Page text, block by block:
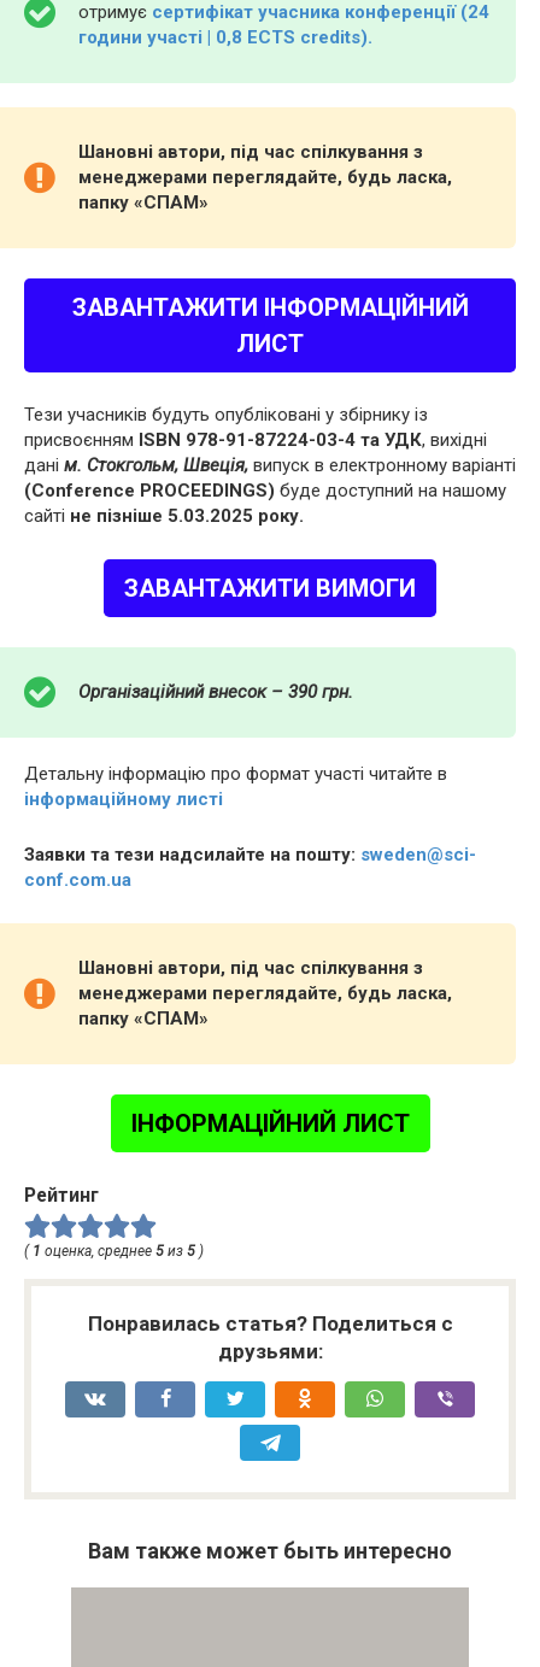
отримує сертифікат учасника конференції (24
години участі | 0,8 ECTS credits).
Шановні автори, під час спілкування з
менеджерами переглядайте, будь ласка,
папку «СПАМ»
ЗАВАНТАЖИТИ ІНФОРМАЦІЙНИЙ
ЛИСТ
Тези учасників будуть опубліковані у збірнику із
присвоєнням ISBN 978-91-87224-03-4 та УДК, вихідні
дані м. Стокгольм, Швеція, випуск в електронному варіанті
(Conference PROCEEDINGS) буде доступний на нашому
сайті не пізніше 5.03.2025 року.
ЗАВАНТАЖИТИ ВИМОГИ
Організаційний внесок – 390 грн.
Детальну інформацію про формат участі читайте в
інформаційному листі
Заявки та тези надсилайте на пошту: sweden@sci-
conf.com.ua
Шановні автори, під час спілкування з
менеджерами переглядайте, будь ласка,
папку «СПАМ»
ІНФОРМАЦІЙНИЙ ЛИСТ
Рейтинг
( 1 оценка, среднее 5 из 5 )
Понравилась статья? Поделиться с
друзьями:
Вам также может быть интересно